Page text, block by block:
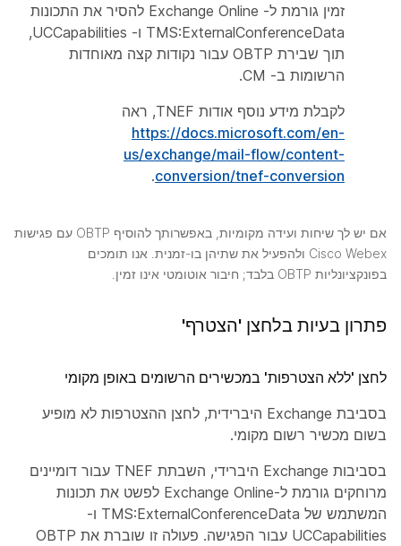
זמין גורמת ל- Exchange Online להסיר את התכונות
TMS:ExternalConferenceData ו- UCCapabilities,
תוך שבירת OBTP עבור נקודות קצה מאוחדות
הרשומות ב- CM.
לקבלת מידע נוסף אודות TNEF, ראה
https://docs.microsoft.com/en-
us/exchange/mail-flow/content-
conversion/tnef-conversion
.
אם יש לך שיחות ועידה מקומיות, באפשרותך להוסיף OBTP עם פגישות
Cisco Webex ולהפעיל את שתיהן בו-זמנית. אנו תומכים
בפונקציונליות OBTP בלבד; חיבור אוטומטי אינו זמין.
פתרון בעיות בלחצן 'הצטרף'
לחצן 'ללא הצטרפות' במכשירים הרשומים באופן מקומי
בסביבת Exchange היברידית, לחצן ההצטרפות לא מופיע
בשום מכשיר רשום מקומי.
בסביבות Exchange היברידי, השבתת TNEF עבור דומיינים
מרוחקים גורמת ל-Exchange Online לפשט את תכונות
המשתמש של TMS:ExternalConferenceData ו-
UCCapabilities עבור הפגישה. פעולה זו שוברת את OBTP